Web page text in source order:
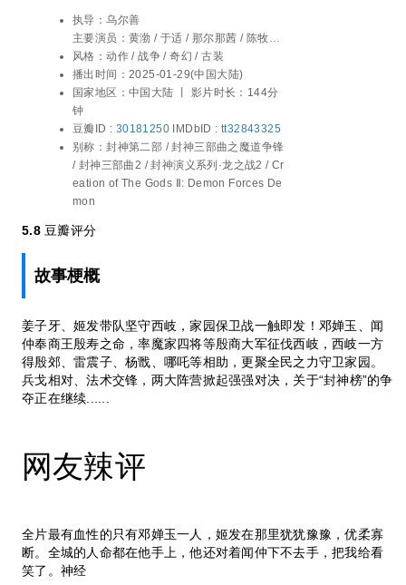
殷郊、雷震子、杨戬、哪吒等相助，更聚全
民之力守卫家园。兵戈相对、法术交锋，两
大阵营掀起强强对决，关于“封神榜”的争夺
正在继续......
执导：乌尔善
主要演员： 黄渤 / 于适 / 那尔那茜 / 陈牧驰 /
费翔 / 娜然 / 吴兴国 / 韩鹏翼 / 此沙 / 武亚凡
/ 夏雨 / 袁泉 / 冯绍峰 / 钱波 / 马文忠 / 巴雅
尔图 / 僧格仁钦 / 艾力库 / 张艺泷 / 那音太 /
刘潮 / 吴汉坤 / 百力嘎 / 刘乐 / 陈坤 / 春晓 /
其勒木格 / 张雪菡 / 图门巴雅尔 / 李泽宇 /
杨大鹏
风格：动作 / 战争 / 奇幻 / 古装
播出时间： 2025-01-29(中国大陆)
国家地区： 中国大陆 丨 影片时长：144分
钟
豆瓣ID : 30181250 IMDbID : tt32843325
别称：封神第二部 / 封神三部曲之魔道争锋
/ 封神三部曲2 / 封神演义系列·龙之战2 / Cr
eation of The Gods Ⅱ: Demon Forces De
mon
5.8豆瓣评分
故事梗概
姜子牙、姬发带队坚守西岐，家园保卫战一触即发！邓婵玉、闻
仲奉商王殷寿之命，率魔家四将等殷商大军征伐西岐，西岐一方
得殷郊、雷震子、杨戬、哪吒等相助，更聚全民之力守卫家园。
兵戈相对、法术交锋，两大阵营掀起强强对决，关于“封神榜”的争
夺正在继续......
网友辣评
全片最有血性的只有邓婵玉一人，姬发在那里犹犹豫豫，优柔寡
断。全城的人命都在他手上，他还对着闻仲下不去手，把我给看
笑了。神经